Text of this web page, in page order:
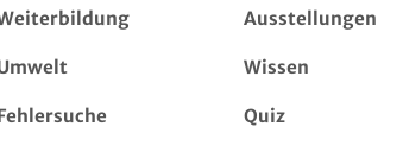
Ausstellungen
Wissen
Quiz